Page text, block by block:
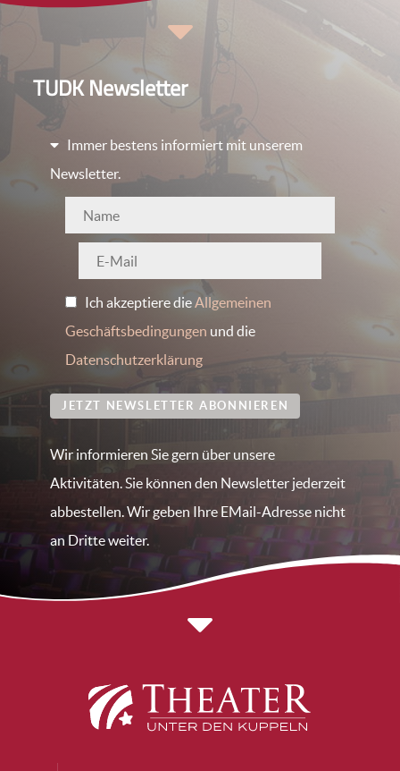
TUDK Newsletter
Immer bestens informiert mit unserem
Newsletter.
Ich akzeptiere dieAllgemeinen
Geschäftsbedingungen und die
Datenschutzerklärung
JETZT NEWSLETTER ABONNIEREN
Wir informieren Sie gern über unsere
Aktivitäten. Sie können den Newsletter jederzeit
abbestellen. Wir geben Ihre EMail-Adresse nicht
an Dritte weiter.